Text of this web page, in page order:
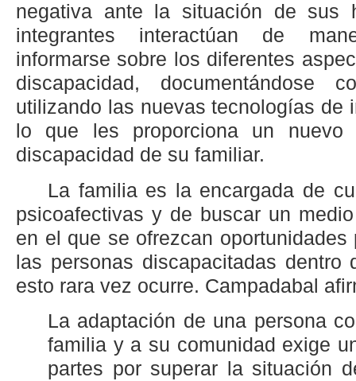
negativa ante la situación de sus
integrantes interactúan de
informarse sobre los diferentes
discapacidad, documentándose
utilizando las nuevas tecnologías de
lo que les proporciona un nuevo
discapacidad de su familiar.
La familia es la encargada de
psicoafectivas y de buscar un
en el que se ofrezcan
las personas discapacitadas dentro
esto rara vez ocurre. Campadabal
La adaptación de una persona
familia y a su comunidad exige
partes por superar la situación